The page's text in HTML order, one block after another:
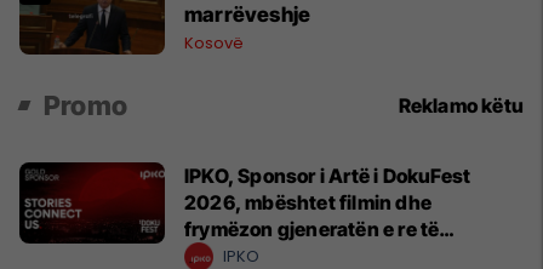
marrëveshje
Kosovë
Promo Reklamo këtu
IPKO, Sponsor i Artë i DokuFest
2026, mbështet filmin dhe
frymëzon gjeneratën e re të
krijuesve
IPKO